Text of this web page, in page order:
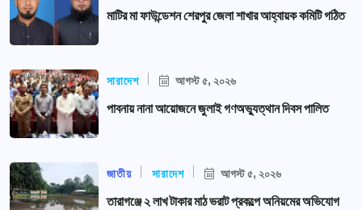
মাটির মা ফাউন্ডেশন শেরপুর জেলা শাখার আহ্বায়ক কমিটি গঠিত
সারাদেশ আগস্ট ৫, ২০২৬
পাবনায় নানা আয়োজনে জুলাই গণঅভ্যুত্থান দিবস পালিত
জাতীয় সারাদেশ আগস্ট ৫, ২০২৬
তারাগঞ্জে ২ লাখ টাকার মাঠ ভরাট প্রকল্পে অনিয়মের অভিযোগ